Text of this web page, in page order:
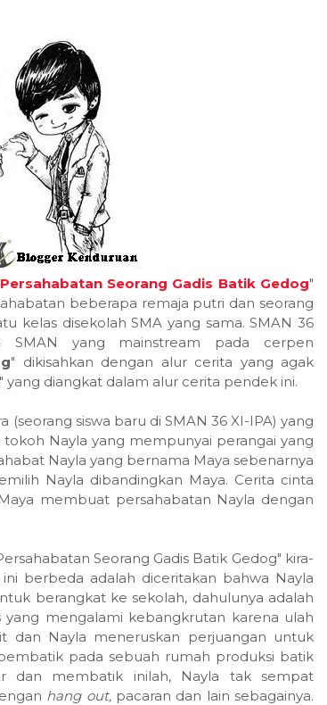
Persahabatan Seorang Gadis Batik Gedog"
beberapa remaja putri dan seorang
kelas disekolah SMA yang sama. SMAN 36
SMAN yang mainstream pada cerpen
" dikisahkan dengan alur cerita yang agak
diangkat dalam alur cerita pendek ini.
siswa baru di SMAN 36 XI-IPA) yang
Nayla yang mempunyai perangai yang
Nayla yang bernama Maya sebenarnya
Nayla dibandingkan Maya. Cerita cinta
membuat persahabatan Nayla dengan
Seorang Gadis Batik Gedog" kira-
berbeda adalah diceritakan bahwa Nayla
berangkat ke sekolah, dahulunya adalah
mengalami kebangkrutan karena ulah
dan Nayla meneruskan perjuangan untuk
pada sebuah rumah produksi batik
dan membatik inilah, Nayla tak sempat
hang out, pacaran dan lain sebagainya.